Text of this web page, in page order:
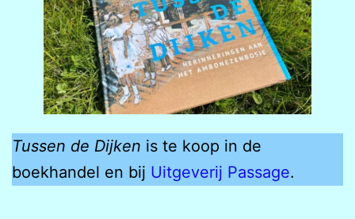
Tussen de Dijken is te koop in de
boekhandel en bij Uitgeverij Passage.